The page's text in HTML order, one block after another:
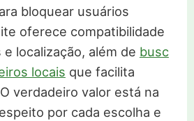
bloquear usuários
oferece compatibilidade
localização, além de busc
locais que facilita
verdadeiro valor está na
por cada escolha e